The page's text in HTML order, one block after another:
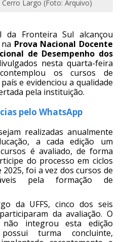
Cerro Largo (Foto: Arquivo)
da Fronteira Sul alcançou
Prova Nacional Docente
de Desempenho dos
nesta quarta-feira
os cursos de
e evidenciou a qualidade
pela instituição.
pelo WhatsApp
realizadas anualmente
a cada edição um
é avaliado, de forma
do processo em ciclos
foi a vez dos cursos de
pela formação de
da UFFS, cinco dos seis
da avaliação. O
não integrou esta edição
turma concluinte,